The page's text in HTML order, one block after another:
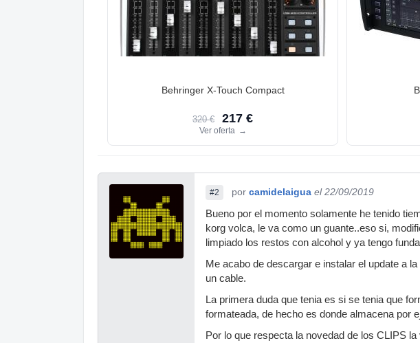
Behringer X-Touch Compact
320 € 217 €
Ver oferta →
#2 por camidelaigua el 22/09/2019
Bueno por el momento solamente he tenido
korg volca, le va como un guante..eso si,
limpiado los restos con alcohol y ya tengo
Me acabo de descargar e instalar el update a
un cable.
La primera duda que tenia es si se tenia que
formateada, de hecho es donde almacena por
Por lo que respecta la novedad de los CLIPS